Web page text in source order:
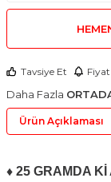
Tavsiye Et
Daha Fazla
Ürün Açıklaması
♦ 25 GRAMDA Kİ